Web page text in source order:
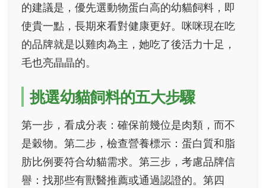
的建議是，優先選動物蛋白高的幼貓飼料，即
使貴一點，長期來看對健康更好。咪咪現在吃
的品牌就是以雞肉為主，她吃了後活力十足，
毛也亮晶晶的。
挑選幼貓飼料的五大步驟
第一步，看成分表：確保前幾位是肉類，而不
是穀物。第二步，檢查營養標示：蛋白質和脂
肪比例要符合幼貓需求。第三步，考慮品牌信
譽：找那些有獸醫推薦或通過認證的。第四